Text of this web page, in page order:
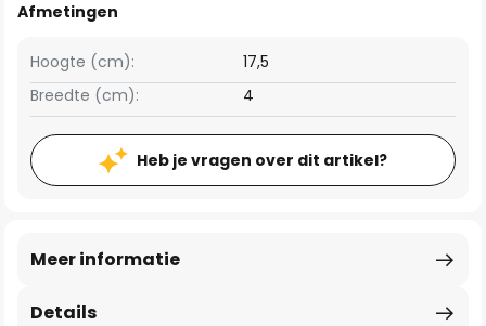
Afmetingen
Breedte (cm): 4
Hoogte (cm): 17,5
Heb je vragen over dit artikel?
Details
Meer informatie